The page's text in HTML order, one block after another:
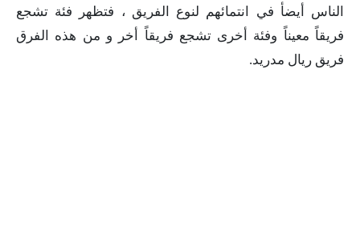
الناس أيضأ في انتمائهم لنوع الفريق ، فتظهر فئة تشجع
فريقاً معيناً وفئة أخرى تشجع فريقاً أخر و من هذه الفرق
فريق ريال مدريد.